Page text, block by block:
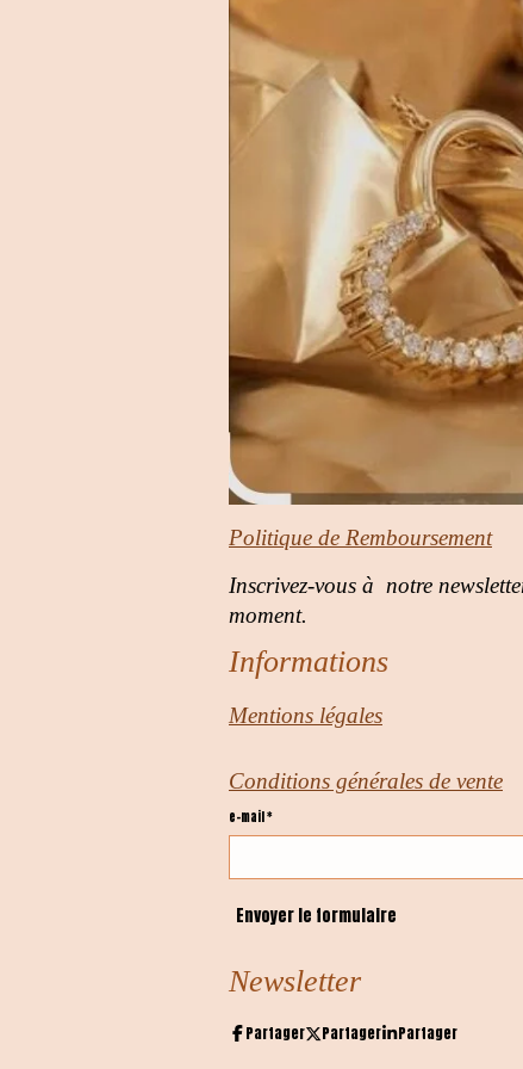
Politique de Remboursement
Inscrivez-vous à notre
moment.
Informations
Mentions légales
Conditions générales de vente
e-mail *
Envoyer le formulaire
Newsletter
Partager Partager Partager